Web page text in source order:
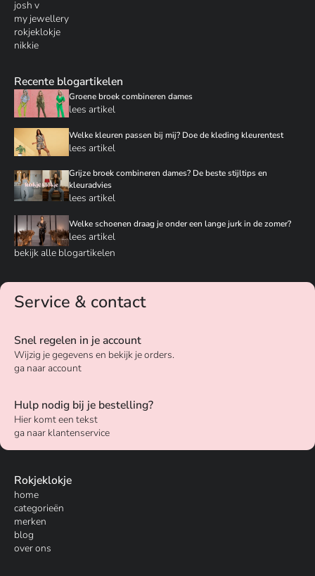
josh v
my jewellery
rokjeklokje
nikkie
Recente blogartikelen
Groene broek combineren dames
lees artikel
Welke kleuren passen bij mij? Doe de kleding kleurentest
lees artikel
Grijze broek combineren dames? De beste stijltips en
kleuradvies
lees artikel
Welke schoenen draag je onder een lange jurk in de zomer?
lees artikel
bekijk alle blogartikelen
Service & contact
Snel regelen in je account
Wijzig je gegevens en bekijk je orders.
ga naar account
Hulp nodig bij je bestelling?
Hier komt een tekst
ga naar klantenservice
Rokjeklokje
home
categorieën
merken
blog
over ons